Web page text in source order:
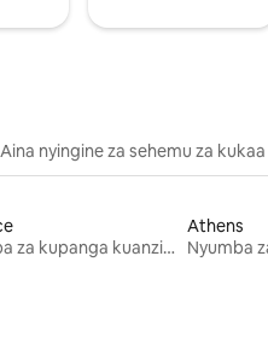
Aina nyingine za sehemu za kukaa
Nyumba za kupanga kuanzia mwezi mmoja
Athens